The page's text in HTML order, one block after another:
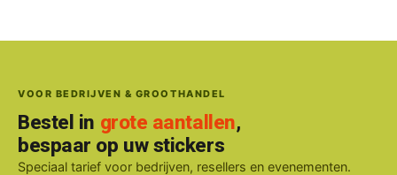
VOOR BEDRIJVEN & GROOTHANDEL
Bestel in grote aantallen,
bespaar op uw stickers
Speciaal tarief voor bedrijven, resellers en evenementen.